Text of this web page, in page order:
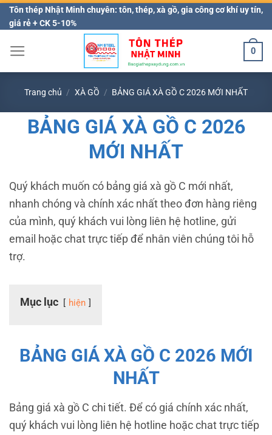
Bỏ
qua
nội
Tôn thép Nhật Minh chuyên: tôn, thép, xà gồ, gia công cơ khí uy tín,
giá rẻ + CK 5-10%
0
Trang chủ / XÀ GỒ / BẢNG GIÁ XÀ GỒ C 2026 MỚI NHẤT
BẢNG GIÁ XÀ GỒ C 2026
MỚI NHẤT
Quý khách muốn có bảng giá xà gồ C mới nhất,
nhanh chóng và chính xác nhất theo đơn hàng riêng
của mình, quý khách vui lòng liên hệ hotline, gửi
email hoặc chat trực tiếp để nhân viên chúng tôi hỗ
trợ.
Mục lục hiện
BẢNG GIÁ XÀ GỒ C 2026 MỚI
NHẤT
Bảng giá xà gồ C chi tiết. Để có giá chính xác nhất,
quý khách vui lòng liên hệ hotline hoặc chat trực tiếp